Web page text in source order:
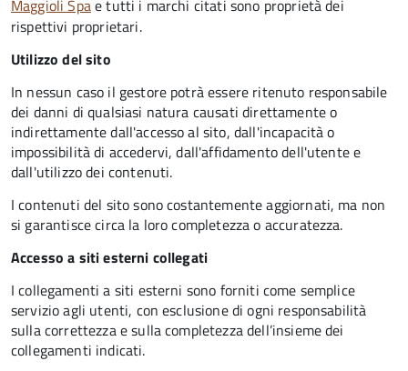
Maggioli Spae tutti i marchi citati sono proprietà dei
rispettivi proprietari.
Utilizzo del sito
In nessun caso il gestore potrà essere ritenuto responsabile
dei danni di qualsiasi natura causati direttamente o
indirettamente dall'accesso al sito, dall'incapacità o
impossibilità di accedervi, dall'affidamento dell'utente e
dall'utilizzo dei contenuti.
I contenuti del sito sono costantemente aggiornati, ma non
si garantisce circa la loro completezza o accuratezza.
Accesso a siti esterni collegati
I collegamenti a siti esterni sono forniti come semplice
servizio agli utenti, con esclusione di ogni responsabilità
sulla correttezza e sulla completezza dell’insieme dei
collegamenti indicati.